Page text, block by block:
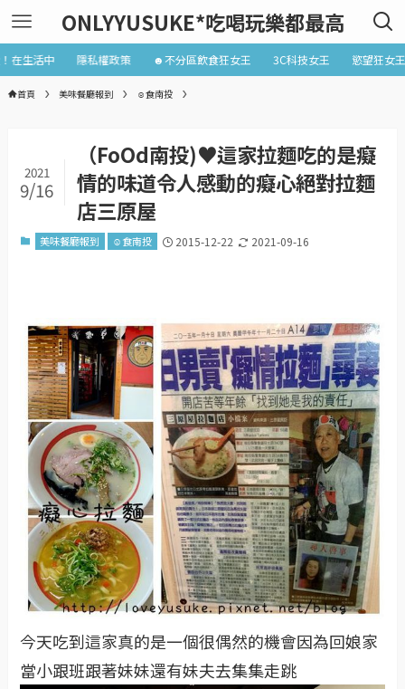
ONLYYUSUKE*吃喝玩樂都最高
在生活中 隱私權政策 ☻不分區飲食狂女王 3C科技女王 慾望狂女王
首頁 美味餐廳報到 ☺食南投
（FoOd南投)♥這家拉麵吃的是癡
情的味道令人感動的癡心絕對拉麵
店三原屋
2021
9/16
美味餐廳報到 ☺食南投 2015-12-22 2021-09-16
今天吃到這家真的是一個很偶然的機會因為回娘家
當小跟班跟著妹妹還有妹夫去集集走跳